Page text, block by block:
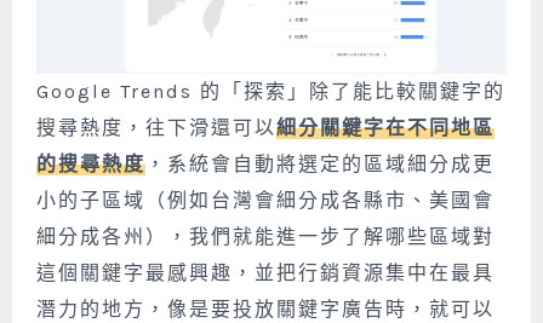
Google Trends 的「探索」除了能比較關鍵字的
搜尋熱度，往下滑還可以細分關鍵字在不同地區
的搜尋熱度 ，系統會自動將選定的區域細分成更
小的子區域（例如台灣會細分成各縣市、美國會
細分成各州），我們就能進一步了解哪些區域對
這個關鍵字最感興趣，並把行銷資源集中在最具
潛力的地方，像是要投放關鍵字廣告時，就可以